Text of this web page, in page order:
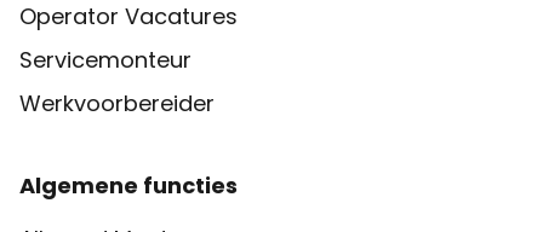
Operator Vacatures
Servicemonteur
Werkvoorbereider
Algemene functies